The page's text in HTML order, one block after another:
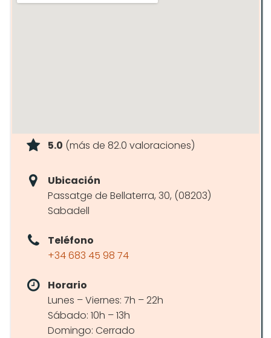
5.0 (más de 82.0 valoraciones)
Ubicación
Passatge de Bellaterra, 30, (08203)
Sabadell
Teléfono
+34 683 45 98 74
Horario
Lunes – Viernes: 7h – 22h
Sábado: 10h – 13h
Domingo: Cerrado